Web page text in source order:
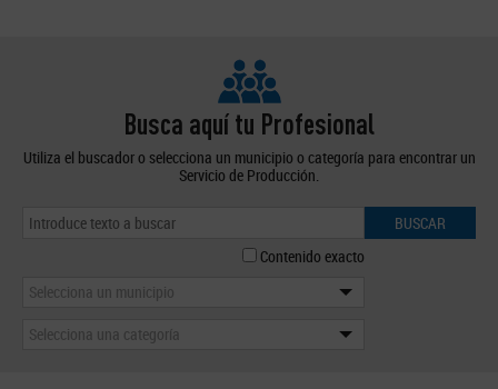
Busca aquí tu Profesional
Utiliza el buscador o selecciona un municipio o categoría para encontrar un
Servicio de Producción.
BUSCAR
Contenido exacto
Selecciona un municipio
Selecciona una categoría